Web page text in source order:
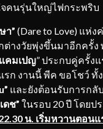
จคนรุ่นใหญ่ไฟกระพริบ
า” (Dare to Love) แ
ต่างวัยพุ่งขึ้นมาอีกครั้
คมเปญ” ประกบคู่ครั้ง
รก งานนี้ พีค ขอโชว์ ทั้
และยังต้อนรับการกลั
ดช” ในรอบ 20 ปี โดยป
น. เริ่มหวานตอนแ